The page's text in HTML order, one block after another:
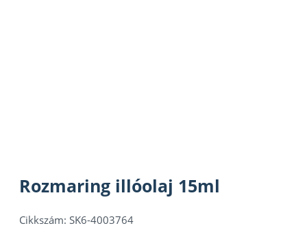
Rozmaring illóolaj 15ml
Cikkszám: SK6-4003764